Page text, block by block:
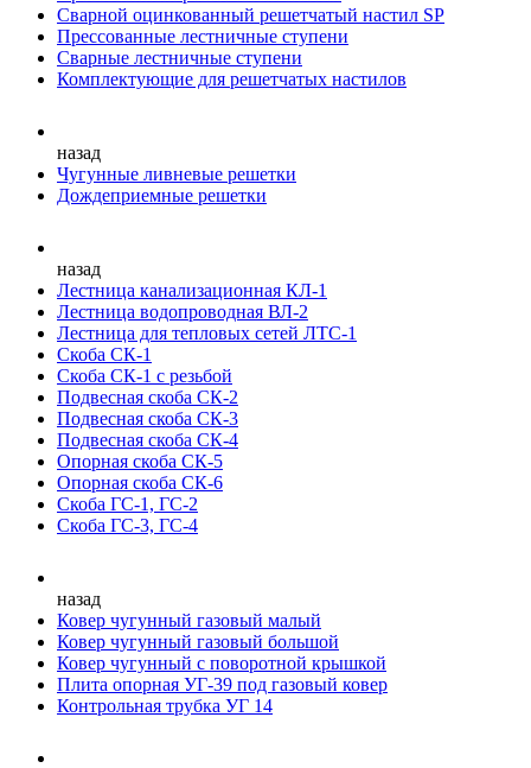
Сварной оцинкованный решетчатый настил SP
Прессованные лестничные ступени
Сварные лестничные ступени
Комплектующие для решетчатых настилов
назад
Чугунные ливневые решетки
Дождеприемные решетки
назад
Лестница канализационная КЛ-1
Лестница водопроводная ВЛ-2
Лестница для тепловых сетей ЛТС-1
Скоба СК-1
Скоба СК-1 с резьбой
Подвесная скоба СК-2
Подвесная скоба СК-3
Подвесная скоба СК-4
Опорная скоба СК-5
Опорная скоба СК-6
Скоба ГС-1, ГС-2
Скоба ГС-3, ГС-4
назад
Ковер чугунный газовый малый
Ковер чугунный газовый большой
Ковер чугунный с поворотной крышкой
Плита опорная УГ-39 под газовый ковер
Контрольная трубка УГ 14